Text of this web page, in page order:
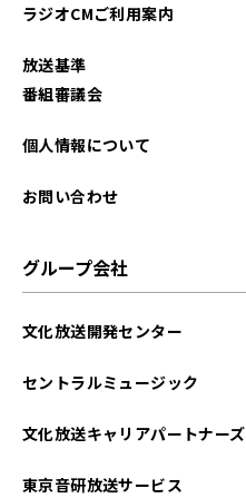
ラジオCMご利用案内
放送基準
番組審議会
個人情報について
お問い合わせ
グループ会社
文化放送開発センター
セントラルミュージック
文化放送キャリアパートナーズ
東京音研放送サービス